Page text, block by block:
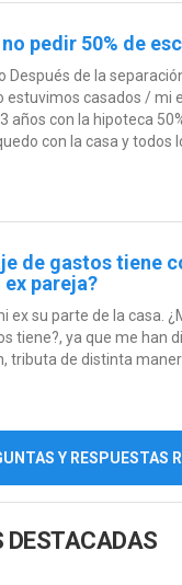
pedir 50% de
Después de la
casados / mi
años con la hipoteca
con la casa y todos
de gastos tiene
pareja?
ex su parte de la casa.
tiene?, ya que me han
tributa de distinta
Y RESPUESTAS
DESTACADAS